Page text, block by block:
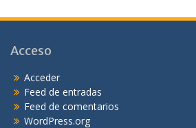
Acceso
Acceder
Feed de entradas
Feed de comentarios
WordPress.org